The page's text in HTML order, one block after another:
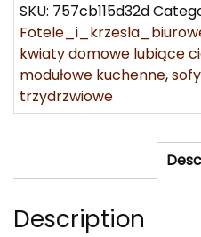
SKU: 757cb115d32d
kwiaty domowe lubiące
modułowe kuchenne,
trzydrzwiowe
Description